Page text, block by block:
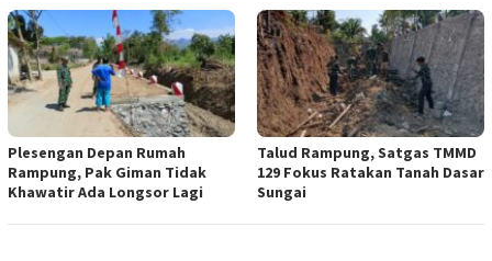
Plesengan Depan Rumah
Rampung, Pak Giman Tidak
Khawatir Ada Longsor Lagi
Talud Rampung, Satgas TMMD
129 Fokus Ratakan Tanah Dasar
Sungai